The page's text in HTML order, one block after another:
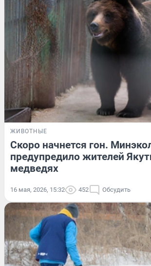
ЖИВОТНЫЕ
Скоро начнется гон.
предупредило жителей
медведях
16 мая, 2026, 15:32 452 Обсудить